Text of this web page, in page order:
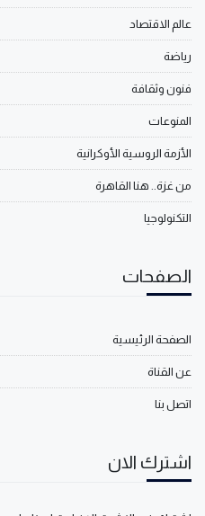
عالم الاقتصاد
رياضة
فنون وثقافة
المنوعات
الأزمة الروسية الأوكرانية
من غزة.. هنا القاهرة
التكنولوجيا
الصفحات
الصفحة الرئيسية
عن القناة
اتصل بنا
اشترك الان